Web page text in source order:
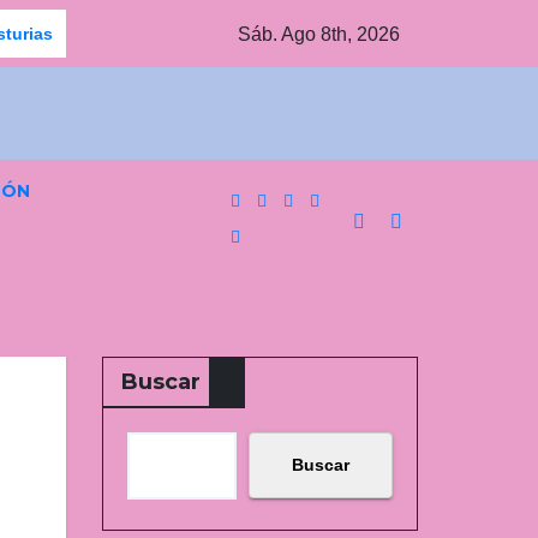
Jornada agridulce para los equipos pinteños en
Sáb. Ago 8th, 2026
Buscar
Buscar